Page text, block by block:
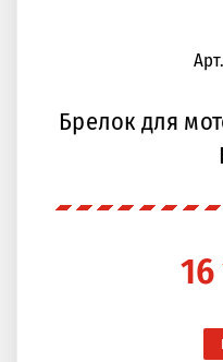
Брелок для